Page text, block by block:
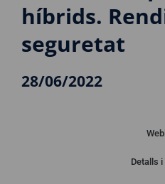
híbrids.
seguretat
28/06/2022
Detalls